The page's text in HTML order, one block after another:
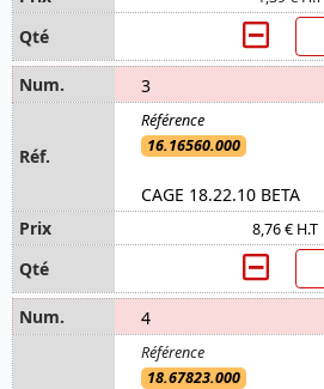
3
16.16560.000
CAGE 18.22.10 BETA
8,76 € H.T
4
18.67823.000